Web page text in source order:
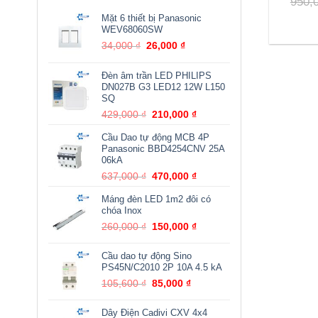
Mặt 6 thiết bị Panasonic
WEV68060SW
34,000₫ Giá
là:
34,000 ₫.
26,000₫Giá
tại
là:
Đèn âm trần LED PHILIPS
DN027B G3 LED12 12W L150
SQ
429,000₫ Giá
là:
429,000 ₫.
210,000₫Giá
tại
là:
Cầu Dao tự động MCB 4P
Panasonic BBD4254CNV 25A
06kA
637,000₫ Giá
là:
470,000₫Giá
tại
470,000 ₫.
Máng đèn LED 1m2 đôi có
chóa Inox
260,000₫ Giá
là:
260,000 ₫.
150,000₫Giá
là:
Cầu dao tự động Sino
PS45N/C2010 2P 10A 4.5 kA
105,600₫ Giá
là:
85,000₫Giá
tại
Dây Điện Cadivi CXV 4x4